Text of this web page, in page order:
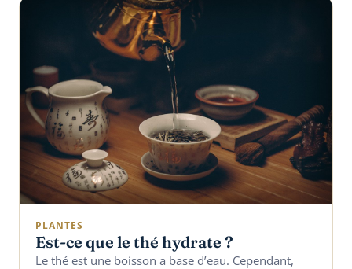
PLANTES
Est-ce que le thé hydrate ?
Le thé est une boisson a base d’eau. Cependant,